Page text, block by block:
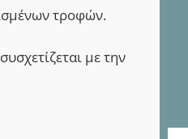
τροφών.
με την